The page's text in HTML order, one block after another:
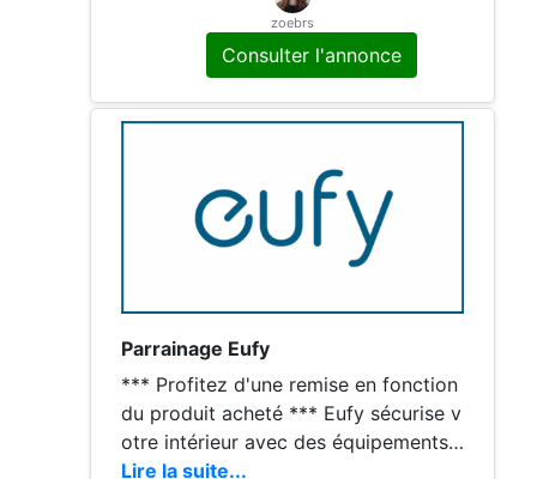
à me contacter si besoin, et merci po
ur votre avis positif si le parrainage v
ous a aidé.
zoebrs
Consulter l'annonce
Parrainage Eufy
*** Profitez d'une remise en fonction
du produit acheté *** Eufy sécurise v
otre intérieur avec des équipements
de pointe : caméras dernière générati
Lire la suite...